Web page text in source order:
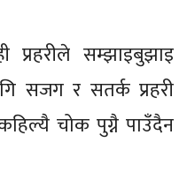
प्रहरीले सम्झाइबुझाइ
सजग र सतर्क प्रहरी
चोक पुग्नै पाउँदैन